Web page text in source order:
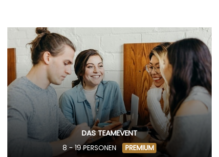
DAS TEAMEVENT
8 - 19 PERSONEN PREMIUM